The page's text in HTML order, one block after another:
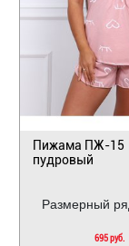
Пижама ПЖ-15
пудровый
Размерный
695 руб.